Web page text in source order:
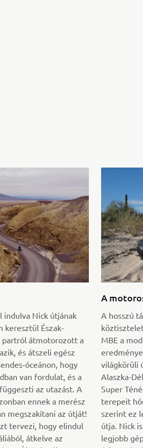
indulva Nick útjának
keresztül Észak-
partról átmotorozott a
és átszeli egész
óceánon, hogy
van fordulat, és a
az utazást. A
ennek a merész
megszakítani az útját!
tervezi, hogy elindul
átkelve az
A
A hosszú
MBE a
világkörüli
Alaszka-
Super
terepeit
szerint ez
útja. Nick
legjobb